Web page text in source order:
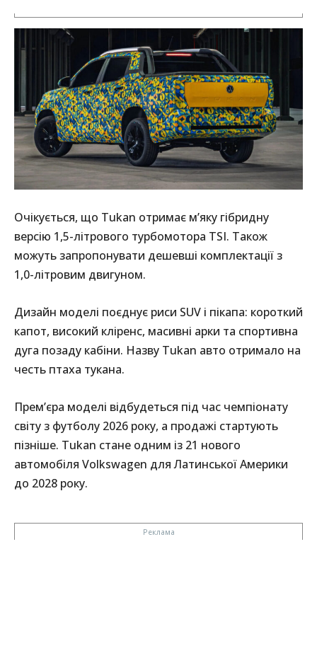
Очікується, що Tukan отримає м’яку гібридну
версію 1,5-літрового турбомотора TSI. Також
можуть запропонувати дешевші комплектації з
1,0-літровим двигуном.
Дизайн моделі поєднує риси SUV і пікапа: короткий
капот, високий кліренс, масивні арки та спортивна
дуга позаду кабіни. Назву Tukan авто отримало на
честь птаха тукана.
Прем’єра моделі відбудеться під час чемпіонату
світу з футболу 2026 року, а продажі стартують
пізніше. Tukan стане одним із 21 нового
автомобіля Volkswagen для Латинської Америки
до 2028 року.